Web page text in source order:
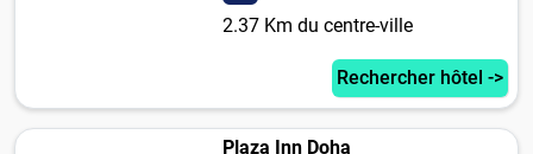
2.37 Km du centre-ville
Rechercher hôtel ->
Plaza Inn Doha